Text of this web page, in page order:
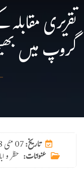
تقریری
گروپ میں
تاریخ:07 مئی 2018
عنوانات: حظر و